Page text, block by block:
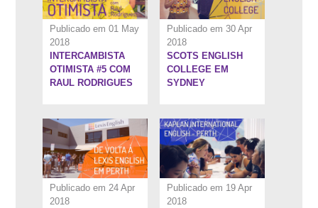
Publicado em 01 May
2018
INTERCAMBISTA
OTIMISTA #5 COM
RAUL RODRIGUES
Publicado em 30 Apr
2018
SCOTS ENGLISH
COLLEGE EM
SYDNEY
Publicado em 24 Apr
2018
5:44''
Publicado em 19 Apr
2018